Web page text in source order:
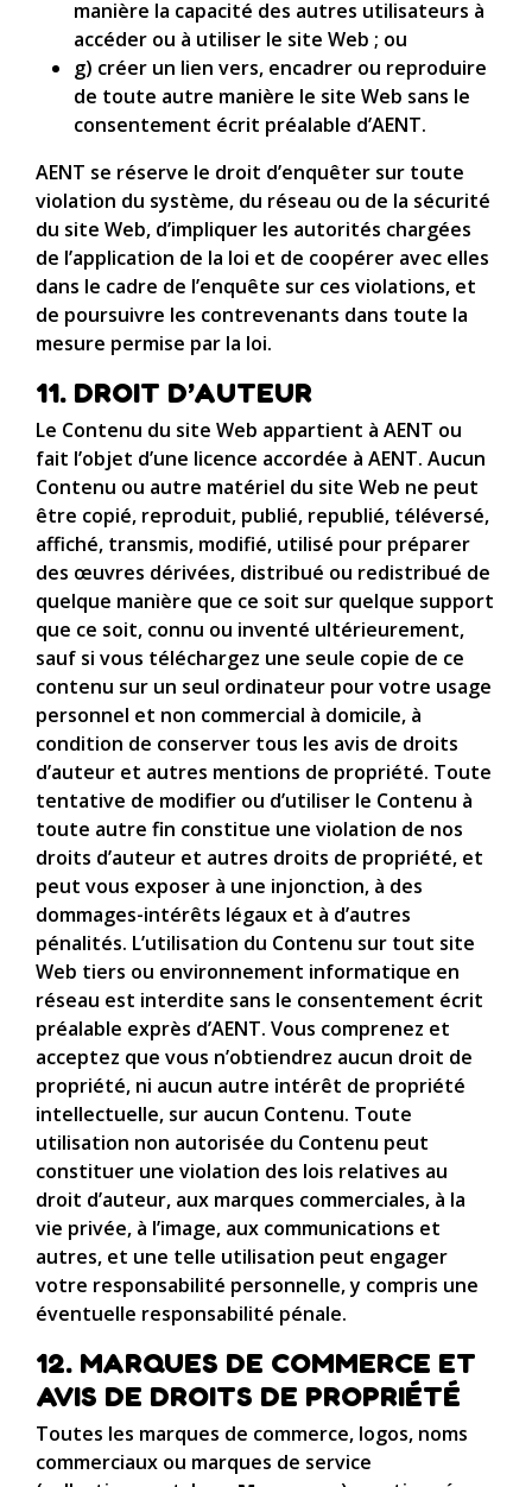
manière la capacité des autres utilisateurs à
accéder ou à utiliser le site Web ; ou
g) créer un lien vers, encadrer ou reproduire
de toute autre manière le site Web sans le
consentement écrit préalable d’AENT.
AENT se réserve le droit d’enquêter sur toute
violation du système, du réseau ou de la sécurité
du site Web, d’impliquer les autorités chargées
de l’application de la loi et de coopérer avec elles
dans le cadre de l’enquête sur ces violations, et
de poursuivre les contrevenants dans toute la
mesure permise par la loi.
11. DROIT D’AUTEUR
Le Contenu du site Web appartient à AENT ou
fait l’objet d’une licence accordée à AENT. Aucun
Contenu ou autre matériel du site Web ne peut
être copié, reproduit, publié, republié, téléversé,
affiché, transmis, modifié, utilisé pour préparer
des œuvres dérivées, distribué ou redistribué de
quelque manière que ce soit sur quelque support
que ce soit, connu ou inventé ultérieurement,
sauf si vous téléchargez une seule copie de ce
contenu sur un seul ordinateur pour votre usage
personnel et non commercial à domicile, à
condition de conserver tous les avis de droits
d’auteur et autres mentions de propriété. Toute
tentative de modifier ou d’utiliser le Contenu à
toute autre fin constitue une violation de nos
droits d’auteur et autres droits de propriété, et
peut vous exposer à une injonction, à des
dommages-intérêts légaux et à d’autres
pénalités. L’utilisation du Contenu sur tout site
Web tiers ou environnement informatique en
réseau est interdite sans le consentement écrit
préalable exprès d’AENT. Vous comprenez et
acceptez que vous n’obtiendrez aucun droit de
propriété, ni aucun autre intérêt de propriété
intellectuelle, sur aucun Contenu. Toute
utilisation non autorisée du Contenu peut
constituer une violation des lois relatives au
droit d’auteur, aux marques commerciales, à la
vie privée, à l’image, aux communications et
autres, et une telle utilisation peut engager
votre responsabilité personnelle, y compris une
éventuelle responsabilité pénale.
12. MARQUES DE COMMERCE ET
AVIS DE DROITS DE PROPRIÉTÉ
Toutes les marques de commerce, logos, noms
commerciaux ou marques de service